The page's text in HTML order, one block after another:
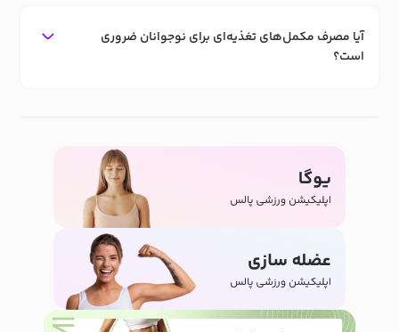
آیا مصرف مکمل‌های تغذیه‌ای برای نوجوانان ضروری
است؟